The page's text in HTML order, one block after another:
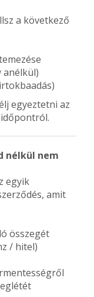
a következő
anélkül)
egyeztetni az
nélkül nem
egyik
amit
összegét
/ hitel)